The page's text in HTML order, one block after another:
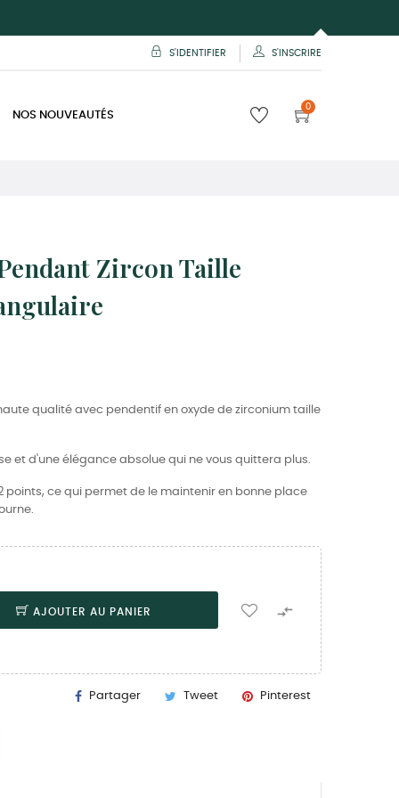
S'IDENTIFIER S'INSCRIRE
NOS NOUVEAUTÉS
0
Zircon Taille
qualité avec pendentif en oxyde de zirconium taille
et d'une élégance absolue qui ne vous quittera plus.
points, ce qui permet de le maintenir en bonne place
AJOUTER AU PANIER 
Partager Tweet Pinterest